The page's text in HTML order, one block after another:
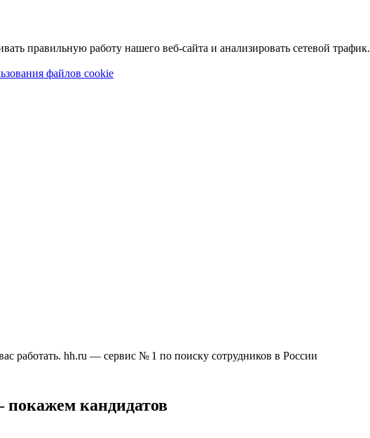
правильную работу нашего веб-сайта и анализировать сетевой трафик.
файлов cookie
работать. hh.ru — сервис № 1 по поиску сотрудников в России
кандидатов